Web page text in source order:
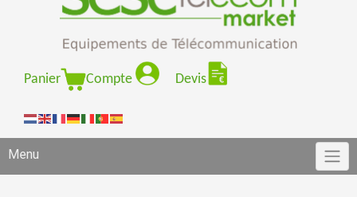
Panier Compte Devis
Menu